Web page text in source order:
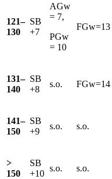
121–
130
SB
+7
AGw
= 7,
PGw
= 10
FGw=13
131–
140
SB
+8
s.o. FGw=14
141–
150
SB
+9
s.o. s.o.
>
150
SB
+10
s.o. s.o.